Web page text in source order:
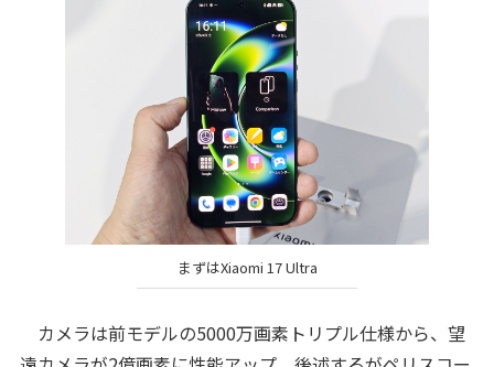
まずはXiaomi 17 Ultra
カメラは前モデルの5000万画素トリプル仕様から、望